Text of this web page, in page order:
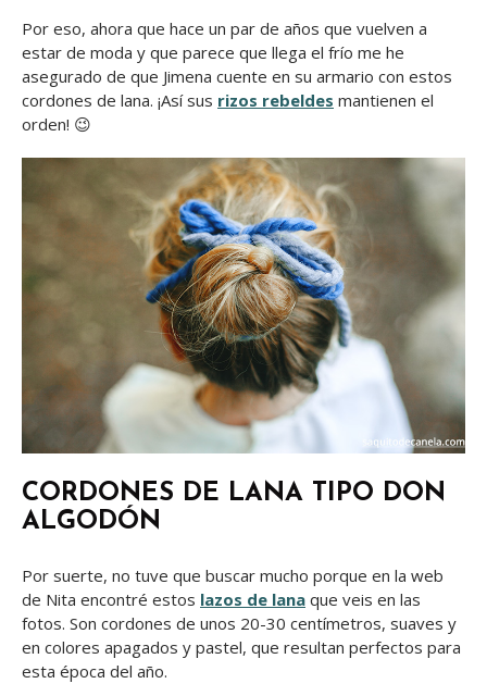
Por eso, ahora que hace un par de años que vuelven a
estar de moda y que parece que llega el frío me he
asegurado de que Jimena cuente en su armario con estos
cordones de lana. ¡Así sus rizos rebeldes mantienen el
orden! 😉
CORDONES DE LANA TIPO DON
ALGODÓN
Por suerte, no tuve que buscar mucho porque en la web
de Nita encontré estos lazos de lana que veis en las
fotos. Son cordones de unos 20-30 centímetros, suaves y
en colores apagados y pastel, que resultan perfectos para
esta época del año.